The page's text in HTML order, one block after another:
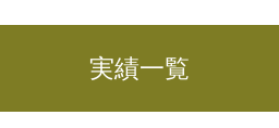
実績一覧